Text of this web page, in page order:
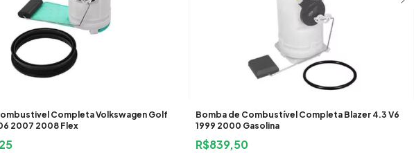
Completa Volkswagen Golf
2007 2008 Flex
Bomba de Combustível Completa Blazer 4.3 V6
1999 2000 Gasolina
R$839,50